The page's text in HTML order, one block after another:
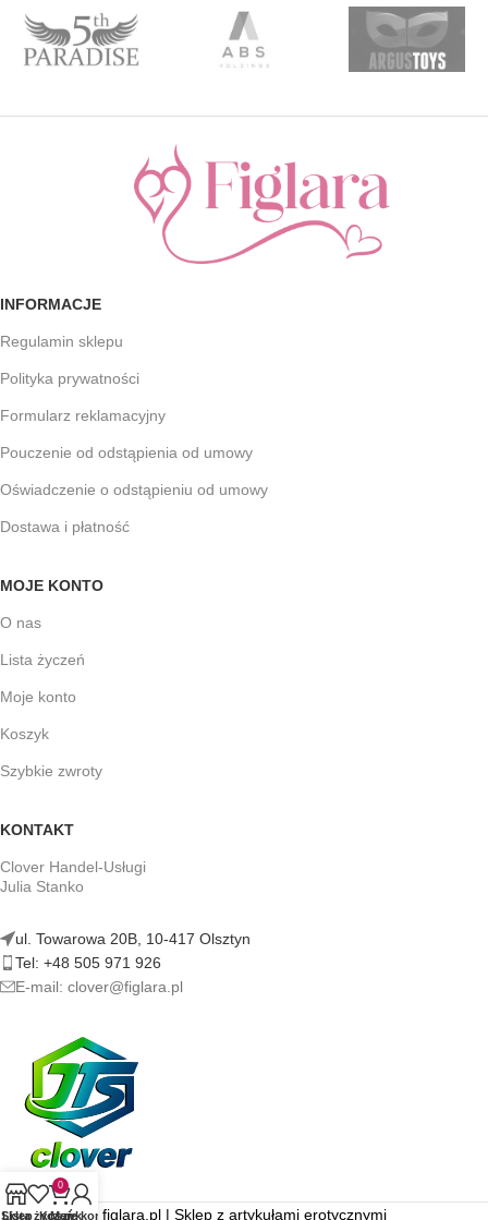
INFORMACJE
Regulamin sklepu
Polityka prywatności
Formularz reklamacyjny
Pouczenie od odstąpienia od umowy
Oświadczenie o odstąpieniu od umowy
Dostawa i płatność
MOJE KONTO
O nas
Lista życzeń
Moje konto
Koszyk
Szybkie zwroty
KONTAKT
Clover Handel-Usługi
Julia Stanko
ul. Towarowa 20B, 10-417 Olsztyn
Tel: +48 505 971 926
E-mail: clover@figlara.pl
figlara.pl | Sklep z artykułami erotycznymi
Sklep
Lista życzeń
0
Koszyk
Moje konto